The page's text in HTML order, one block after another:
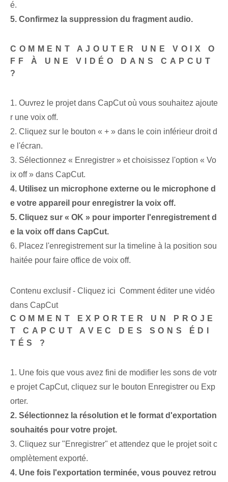
é.
5. Confirmez la suppression du fragment audio.
COMMENT AJOUTER UNE VOIX O
FF À UNE VIDÉO DANS CAPCUT
?
1. Ouvrez le projet dans CapCut où vous souhaitez ajoute
r une voix off.
2. Cliquez sur le bouton « + » dans le coin inférieur droit d
e l'écran.
3. Sélectionnez « Enregistrer » et choisissez l'option « Vo
ix off » dans CapCut.
4. Utilisez un microphone externe ou le microphone d
e votre appareil pour enregistrer la voix off.
5. Cliquez sur « OK » pour importer l'enregistrement d
e la voix off dans CapCut.
6. Placez l'enregistrement sur la timeline à la position sou
haitée pour faire office de voix off.
Contenu exclusif - Cliquez ici Comment éditer une vidéo
dans CapCut
COMMENT EXPORTER UN PROJE
T CAPCUT AVEC DES SONS ÉDI
TÉS ?
1. Une fois que vous avez fini de modifier les sons de votr
e projet CapCut, cliquez sur le bouton Enregistrer ou Exp
orter.
2. Sélectionnez la résolution et le format d'exportation
souhaités pour votre projet.
3. Cliquez sur "Enregistrer" et attendez que le projet soit c
omplètement exporté.
4. Une fois l'exportation terminée, vous pouvez retrou